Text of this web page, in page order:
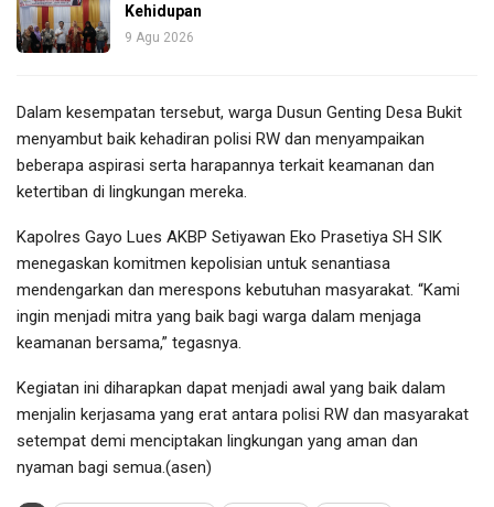
Kehidupan
9 Agu 2026
Dalam kesempatan tersebut, warga Dusun Genting Desa Bukit
menyambut baik kehadiran polisi RW dan menyampaikan
beberapa aspirasi serta harapannya terkait keamanan dan
ketertiban di lingkungan mereka.
Kapolres Gayo Lues AKBP Setiyawan Eko Prasetiya SH SIK
menegaskan komitmen kepolisian untuk senantiasa
mendengarkan dan merespons kebutuhan masyarakat. “Kami
ingin menjadi mitra yang baik bagi warga dalam menjaga
keamanan bersama,” tegasnya.
Kegiatan ini diharapkan dapat menjadi awal yang baik dalam
menjalin kerjasama yang erat antara polisi RW dan masyarakat
setempat demi menciptakan lingkungan yang aman dan
nyaman bagi semua.(asen)